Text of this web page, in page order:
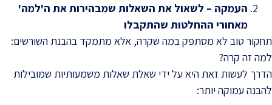
העמקה – לשאול את השאלות שמבהירות את ה'למה'
מאחורי ההחלטות שהתקבלו
תחקור טוב לא מסתפק במה שקרה, אלא מתמקד בהבנת השורשים:
למה זה קרה?
הדרך לעשות זאת היא על ידי שאלת שאלות משמעותיות שמובילות
להבנה עמוקה יותר: